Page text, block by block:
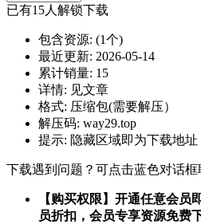
已有15人解锁下载
包含资源: (1个)
最近更新: 2026-05-14
累计销量: 15
详情: 见文章
格式: 压缩包(需要解压）
解压码: way29.top
提示: 隐藏区域即为下载地
下载遇到问题？可点击蓝色对话框
【购买权限】开通任意会员
员折扣，会员专享资源免费